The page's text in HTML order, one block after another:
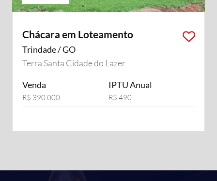
Chácara em Loteamento
Trindade / GO
Terra Santa Cidade do Lazer
Venda
R$ 390.000
IPTU Anual
R$ 490